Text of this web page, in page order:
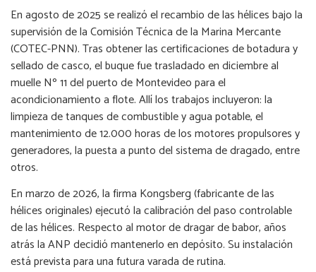
En agosto de 2025 se realizó el recambio de las hélices bajo la
supervisión de la Comisión Técnica de la Marina Mercante
(COTEC-PNN). Tras obtener las certificaciones de botadura y
sellado de casco, el buque fue trasladado en diciembre al
muelle Nº 11 del puerto de Montevideo para el
acondicionamiento a flote. Allí los trabajos incluyeron: la
limpieza de tanques de combustible y agua potable, el
mantenimiento de 12.000 horas de los motores propulsores y
generadores, la puesta a punto del sistema de dragado, entre
otros.
En marzo de 2026, la firma Kongsberg (fabricante de las
hélices originales) ejecutó la calibración del paso controlable
de las hélices. Respecto al motor de dragar de babor, años
atrás la ANP decidió mantenerlo en depósito. Su instalación
está prevista para una futura varada de rutina.